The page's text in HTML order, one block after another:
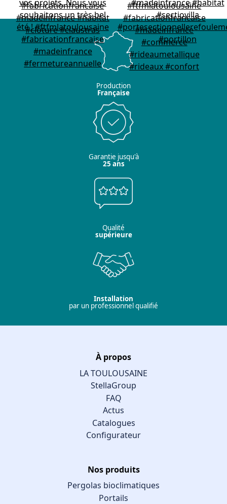
Production
Française
Garantie jusqu'à
25 ans
Qualité
supérieure
Installation
par un professionnel qualifié
À propos
LA TOULOUSAINE
StellaGroup
FAQ
Actus
Catalogues
Configurateur
Nos produits
Pergolas bioclimatiques
Portails